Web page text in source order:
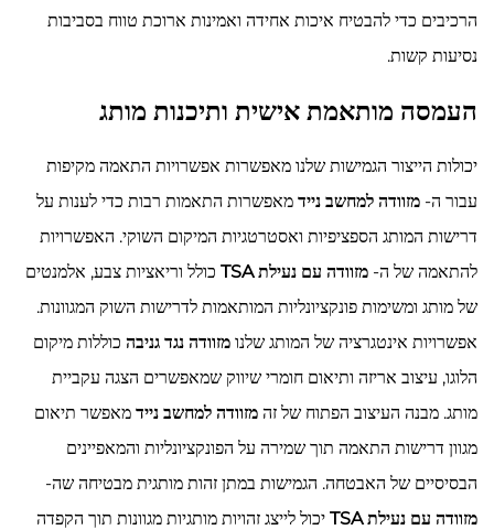
הרכיבים כדי להבטיח איכות אחידה ואמינות ארוכת טווח בסביבות
נסיעות קשות.
העמסה מותאמת אישית ותיכנות מותג
יכולות הייצור הגמישות שלנו מאפשרות אפשרויות התאמה מקיפות
עבור ה- מזוודה למחשב נייד מאפשרות התאמות רבות כדי לענות על
דרישות המותג הספציפיות ואסטרטגיות המיקום השוקי. האפשרויות
להתאמה של ה- מזוודה עם נעילת TSA
כולל וריאציות צבע, אלמנטים
של מותג ומשימות פונקציונליות המותאמות לדרישות השוק המגוונות.
אפשרויות אינטגרציה של המותג שלנו מזוודה נגד גניבה כוללות מיקום
הלוגו, עיצוב אריזה ותיאום חומרי שיווק שמאפשרים הצגה עקביית
מותג. מבנה העיצוב הפתוח של זה מזוודה למחשב נייד מאפשר תיאום
מגוון דרישות התאמה תוך שמירה על הפונקציונליות והמאפיינים
הבסיסיים של האבטחה. הגמישות במתן זהות מותגית מבטיחה שה-
מזוודה עם נעילת TSA
יכול לייצג זהויות מותגיות מגוונות תוך הקפדה